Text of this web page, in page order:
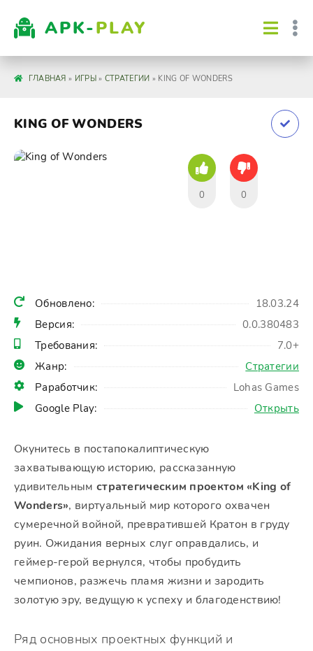
APK-PLAY
ГЛАВНАЯ » ИГРЫ» СТРАТЕГИИ » KING OF WONDERS
KING OF WONDERS
Обновлено:
18.03.24
Версия:
0.0.380483
Требования:
7.0+
Жанр:
Стратегии
Раработчик:
Lohas Games
Google Play:
Открыть
0 0
Окунитесь в постапокалиптическую
захватывающую историю, рассказанную
удивительным стратегическим проектом «King of
Wonders», виртуальный мир которого охвачен
сумеречной войной, превратившей Кратон в груду
руин. Ожидания верных слуг оправдались, и
геймер-герой вернулся, чтобы пробудить
чемпионов, разжечь пламя жизни и зародить
золотую эру, ведущую к успеху и благоденствию!
Ряд основных проектных функций и